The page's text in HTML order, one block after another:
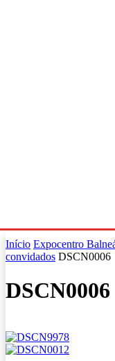
Início Expocentro
convidados DSCN0006
DSCN0006